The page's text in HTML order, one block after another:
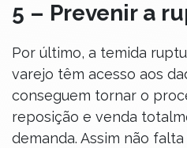
5 – Prevenir a
Por último, a temida
varejo têm acesso aos
conseguem tornar o
reposição e venda
demanda. Assim não